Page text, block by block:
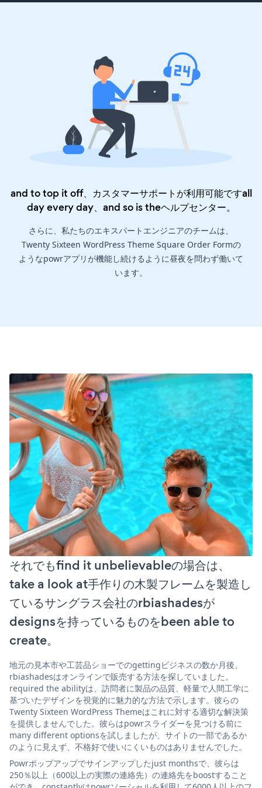
and to top it off、カスタマーサポートが利用可能ですall
day every day、and so is theヘルプセンター。
さらに、私たちのエキスパートエンジニアのチームは、
Twenty Sixteen WordPress Theme Square Order Formの
ようなpowrアプリが機能し続けるように昼夜を問わず働いて
います。
それでもfind it unbelievableの場合は、
take a look at手作りの木製フレームを製造し
ているサングラス会社のrbiashadesが
designsを持っているものをbeen able to
create。
地元の見本市や工芸品ショーでのgettingビジネスの数か月後、
rbiashadesはオンラインで販売する方法を探していました。
required the abilityは、訪問者に製品の品質、軽量で人間工学に
基づいたデザインを視覚的に魅力的な方法で示します。彼らの
Twenty Sixteen WordPress Themeはこれに対する適切な解決策
を提供しませんでした。彼らはpowrスライダーを見つける前に
many different optionsを試しましたが、サイトの一部であるか
のように見えず、不格好で使いにくいものはありませんでした。
Powrポップアップでサインアップしたjust monthsで、彼らは
250％以上（600以上の実際の連絡先）の連絡先をboostすること